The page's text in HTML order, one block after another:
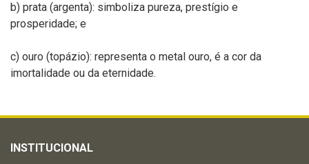
b) prata (argenta): simboliza pureza, prestígio e
prosperidade; e
c) ouro (topázio): representa o metal ouro, é a cor da
imortalidade ou da eternidade.
INSTITUCIONAL